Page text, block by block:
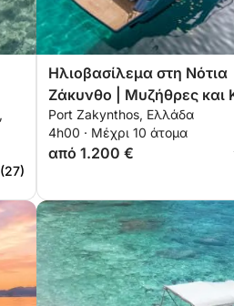
Ηλιοβασίλεμα στη Νότια
Ζάκυνθο | Μυζήθρες και
Port Zakynthos, Ελλάδα
4h00 · Μέχρι 10 άτομα
από 1.200 €